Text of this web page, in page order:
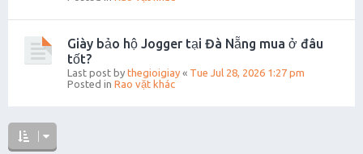
Giày bảo hộ Jogger tại Đà Nẵng mua ở đâu
tốt?
Last post by thegioigiay « Tue Jul 28, 2026 1:27 pm
Posted in Rao vặt khác